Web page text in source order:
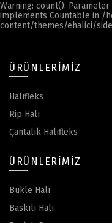
Warning: count():
implements Countable in /
content/themes/ehalici/
ÜRÜNLERIMIZ
Halıfleks
Rip Halı
Çantalık Halıfleks
ÜRÜNLERIMIZ
Bukle Halı
Baskılı Halı